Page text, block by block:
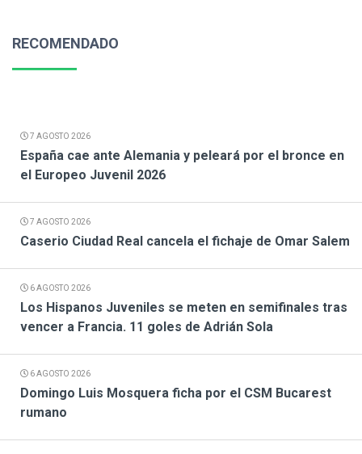
RECOMENDADO
7 AGOSTO 2026
España cae ante Alemania y peleará por el bronce en
el Europeo Juvenil 2026
7 AGOSTO 2026
Caserio Ciudad Real cancela el fichaje de Omar Salem
6 AGOSTO 2026
Los Hispanos Juveniles se meten en semifinales tras
vencer a Francia. 11 goles de Adrián Sola
6 AGOSTO 2026
Domingo Luis Mosquera ficha por el CSM Bucarest
rumano